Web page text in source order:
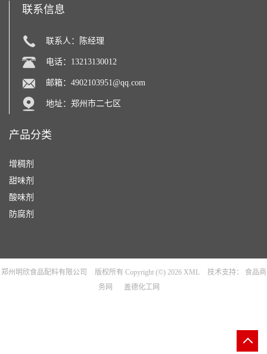
联系信息
联系人：陈经理
电话：13213130012
邮箱： 4902103951@qq.com
地址：郑州市二七区
产品分类
增稠剂
甜味剂
酸味剂
防腐剂
郑州明欣食品配料有限公司 版权所有 Copyright (©) 2026 XML 技术支持：
食品商
务网
盖德化工网